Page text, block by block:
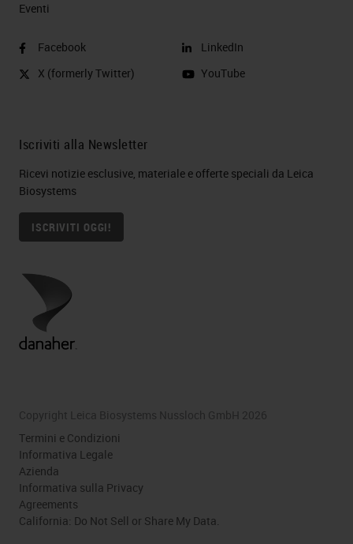
Eventi
Facebook
X (formerly Twitter)
LinkedIn
YouTube
Iscriviti alla Newsletter
Ricevi notizie esclusive, materiale e offerte speciali da Leica
Biosystems
ISCRIVITI OGGI!
Copyright Leica Biosystems Nussloch GmbH 2026
Termini e Condizioni
Informativa Legale
Azienda
Informativa sulla Privacy
Agreements
California: Do Not Sell or Share My Data.